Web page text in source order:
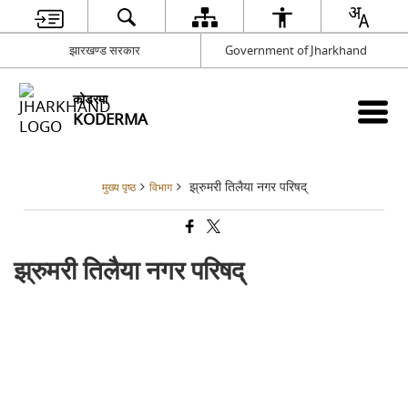
झारखण्ड सरकार Government of Jharkhand
कोडरमा
KODERMA
मुख्य पृष्ठ विभाग झ्रुमरी तिलैया नगर परिषद्
झ्रुमरी तिलैया नगर परिषद्